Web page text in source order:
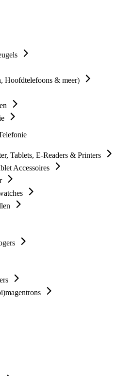
Hoofdtelefoons & meer)
Tablets, E-Readers & Printers
Accessoires